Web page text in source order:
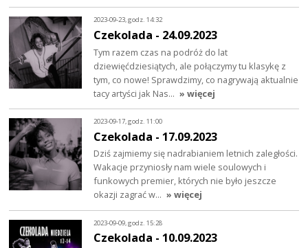
2023-09-23, godz. 14:32
Czekolada - 24.09.2023
Tym razem czas na podróż do lat
dziewięćdziesiątych, ale połączymy tu klasykę z
tym, co nowe! Sprawdzimy, co nagrywają aktualnie
tacy artyści jak Nas… » więcej
2023-09-17, godz. 11:00
Czekolada - 17.09.2023
Dziś zajmiemy się nadrabianiem letnich zaległości.
Wakacje przyniosły nam wiele soulowych i
funkowych premier, których nie było jeszcze
okazji zagrać w… » więcej
2023-09-09, godz. 15:28
Czekolada - 10.09.2023